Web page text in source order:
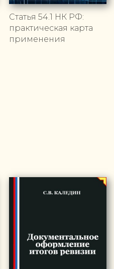
Статья 54.1 НК РФ:
практическая карта
применения